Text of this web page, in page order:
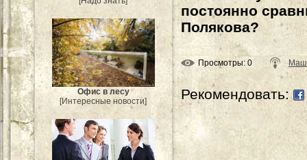
Офис в лесу
[Интересные новости]
постоянно
Полякова?
Просмотры: 0
Рекомендовать: